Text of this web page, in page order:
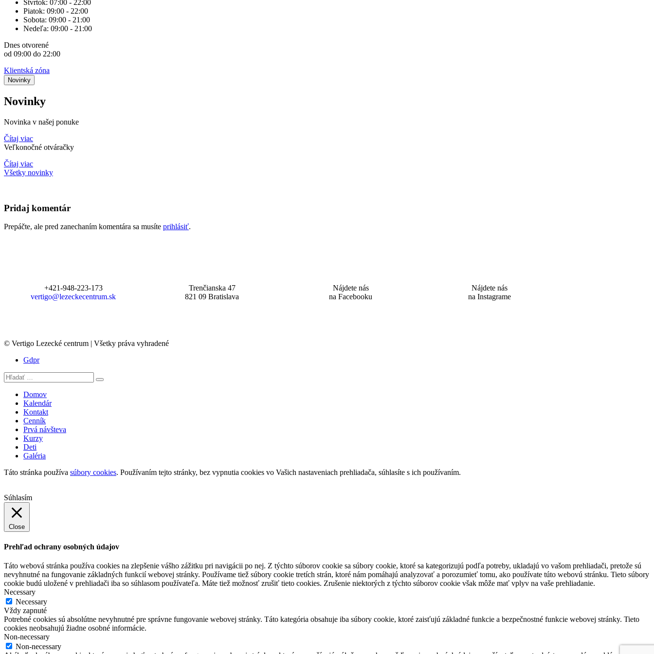
Štvrtok: 07:00 - 22:00
Piatok: 09:00 - 22:00
Sobota: 09:00 - 21:00
Nedeľa: 09:00 - 21:00
Dnes otvorené
od 09:00 do 22:00
Klientská zóna
Novinky
Novinky
Novinka v našej ponuke
Čítaj viac
Veľkonočné otváračky
Čítaj viac
Všetky novinky
Pridaj komentár
Prepáčte, ale pred zanechaním komentára sa musíte prihlásiť.
+421-948-223-173
vertigo@lezeckecentrum.sk
Trenčianska 47
821 09 Bratislava
Nájdete nás
na Facebooku
Nájdete nás
na Instagrame
© Vertigo Lezecké centrum | Všetky práva vyhradené
Gdpr
Domov
Kalendár
Kontakt
Cenník
Prvá návšteva
Kurzy
Deti
Galéria
Táto stránka používa súbory cookies. Používaním tejto stránky, bez vypnutia cookies vo Vašich nastaveniach prehliadača, súhlasíte s ich používaním.
Súhlasím
Close
Prehľad ochrany osobných údajov
Táto webová stránka používa cookies na zlepšenie vášho zážitku pri navigácii po nej. Z týchto súborov cookie sa súbory cookie, ktoré sa kategorizujú podľa potreby, ukladajú vo vašom prehliadači, pretože sú
nevyhnutné na fungovanie základných funkcií webovej stránky. Používame tiež súbory cookie tretích strán, ktoré nám pomáhajú analyzovať a porozumieť tomu, ako používate túto webovú stránku. Tieto súbory
cookie budú uložené v prehliadači iba so súhlasom používateľa. Máte tiež možnosť zrušiť tieto cookies. Zrušenie niektorých z týchto súborov cookie však môže mať vplyv na vaše prehliadanie.
Necessary
Necessary
Vždy zapnuté
Potrebné cookies sú absolútne nevyhnutné pre správne fungovanie webovej stránky. Táto kategória obsahuje iba súbory cookie, ktoré zaisťujú základné funkcie a bezpečnostné funkcie webovej stránky. Tieto
cookies neobsahujú žiadne osobné informácie.
Non-necessary
Non-necessary